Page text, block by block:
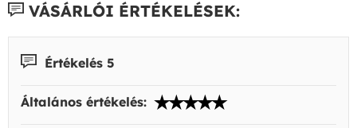
VÁSÁRLÓI ÉRTÉKELÉSEK:
Értékelés 5
Általános értékelés: